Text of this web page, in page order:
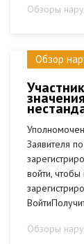
Обзоры
Обзор
Заявителя
войти,
Обзоры